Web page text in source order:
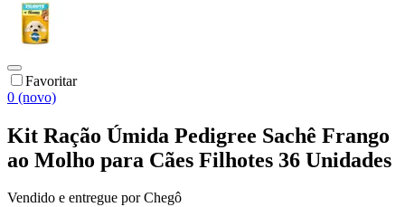
Favoritar
0 (novo)
Kit Ração Úmida Pedigree Sachê Frango
ao Molho para Cães Filhotes 36 Unidades
Vendido e entregue por Chegô